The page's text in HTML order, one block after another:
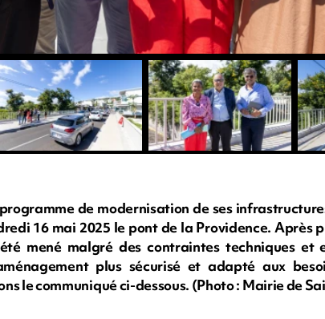
de modernisation de ses
16 mai 2025 le pont de la Providence. Après
mené malgré des contraintes techniques et
plus sécurisé et adapté aux
le communiqué ci-dessous. (Photo : Mairie de